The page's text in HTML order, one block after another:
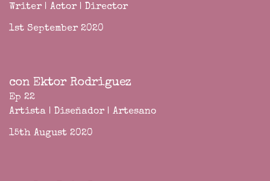
Writer | Actor | Director
1st September 2020
con Ektor Rodriguez
Ep 22
Artista | Diseñador | Artesano
15th August 2020